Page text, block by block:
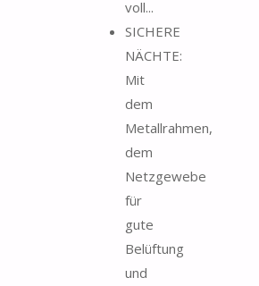
voll...
SICHERE
NÄCHTE:
Mit
dem
Metallrahmen,
dem
Netzgewebe
für
gute
Belüftung
und